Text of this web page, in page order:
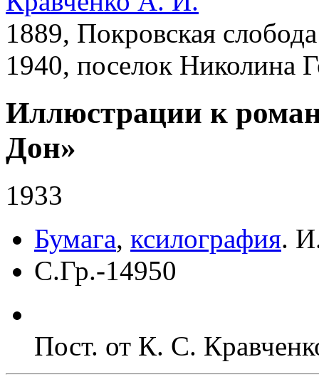
1889, Покровская
1940, поселок Николина
Иллюстрации к
Дон»
1933
Бумага, ксилография.
С.Гр.-14950
Пост. от К. С.